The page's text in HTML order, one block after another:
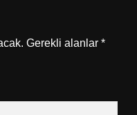
Gerekli alanlar *